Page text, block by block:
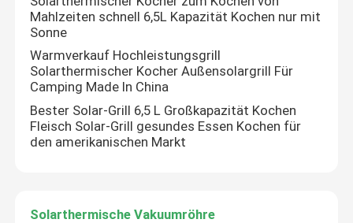
Mahlzeiten schnell 6,5L Kapazität Kochen nur mit
Sonne
Warmverkauf Hochleistungsgrill
Solarthermischer Kocher Außensolargrill Für
Camping Made In China
Bester Solar-Grill 6,5 L Großkapazität Kochen
Fleisch Solar-Grill gesundes Essen Kochen für
den amerikanischen Markt
Solarthermische Vakuumröhre